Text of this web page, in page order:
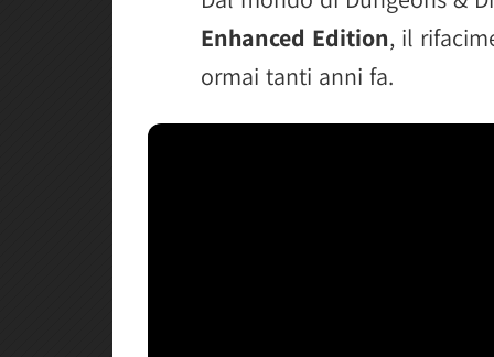
Enhanced Edition, il
ormai tanti anni fa.